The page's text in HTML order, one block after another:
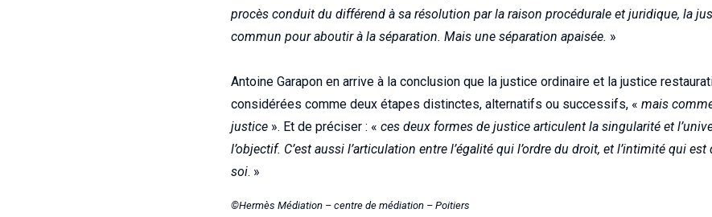
procès conduit du différend à sa résolution par la raison procédurale et juridique, la
commun pour aboutir à la séparation. Mais une séparation apaisée. »
Antoine Garapon en arrive à la conclusion que la justice ordinaire et la justice
considérées comme deux étapes distinctes, alternatifs ou successifs, « mais
justice ». Et de préciser : « ces deux formes de justice articulent la singularité et
l’objectif. C’est aussi l’articulation entre l’égalité qui l’ordre du droit, et l’intimité qui est
soi. »
©Hermès Médiation – centre de médiation – Poitiers